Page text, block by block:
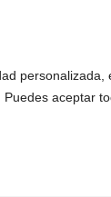
. Puedes aceptar